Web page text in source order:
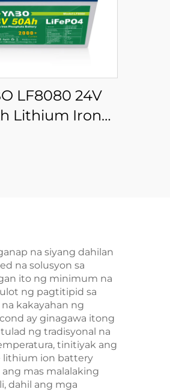
LF8080 24V
Lithium Iron
na siyang dahilan
na solusyon sa
ito ng minimum na
ng pagtitipid sa
kakayahan ng
ay ginagawa itong
ng tradisyonal na
tinitiyak ang
lithium ion battery
mas malalaking
dahil ang mga